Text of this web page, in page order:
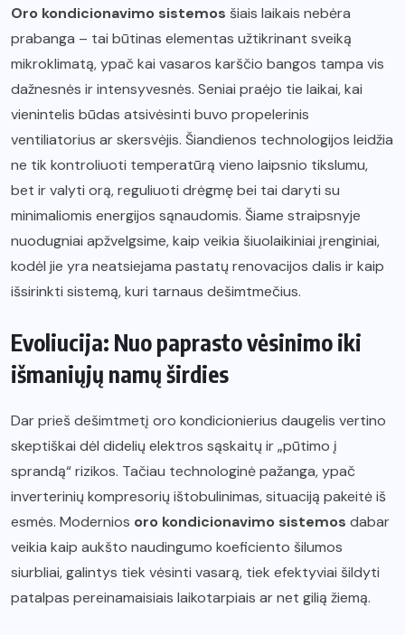
Oro kondicionavimo sistemos šiais laikais nebėra
prabanga – tai būtinas elementas užtikrinant sveiką
mikroklimatą, ypač kai vasaros karščio bangos tampa vis
dažnesnės ir intensyvesnės. Seniai praėjo tie laikai, kai
vienintelis būdas atsivėsinti buvo propelerinis
ventiliatorius ar skersvėjis. Šiandienos technologijos leidžia
ne tik kontroliuoti temperatūrą vieno laipsnio tikslumu,
bet ir valyti orą, reguliuoti drėgmę bei tai daryti su
minimaliomis energijos sąnaudomis. Šiame straipsnyje
nuodugniai apžvelgsime, kaip veikia šiuolaikiniai įrenginiai,
kodėl jie yra neatsiejama pastatų renovacijos dalis ir kaip
išsirinkti sistemą, kuri tarnaus dešimtmečius.
Evoliucija: Nuo paprasto vėsinimo iki
išmaniųjų namų širdies
Dar prieš dešimtmetį oro kondicionierius daugelis vertino
skeptiškai dėl didelių elektros sąskaitų ir „pūtimo į
sprandą“ rizikos. Tačiau technologinė pažanga, ypač
inverterinių kompresorių ištobulinimas, situaciją pakeitė iš
esmės. Modernios oro kondicionavimo sistemos dabar
veikia kaip aukšto naudingumo koeficiento šilumos
siurbliai, galintys tiek vėsinti vasarą, tiek efektyviai šildyti
patalpas pereinamaisiais laikotarpiais ar net gilią žiemą.